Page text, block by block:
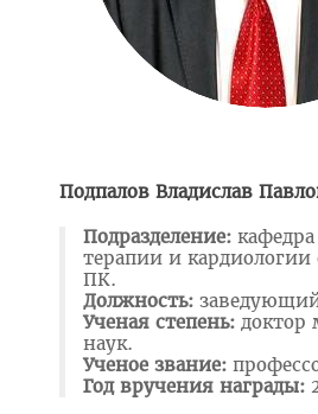
Общая информация
План приема на целевые места
Пункты оформления и выдачи
Заказчик: Государственный комитет
Заказчик: организации системы
Заказчик: БелЛекоЦентр
Памятка абитуриенту 2026
Подпалов Владислав
Подразделение:
терапии и
ПК.
Должность:
Ученая степень: доктор
наук.
Ученое звание:
Год вручения награды: